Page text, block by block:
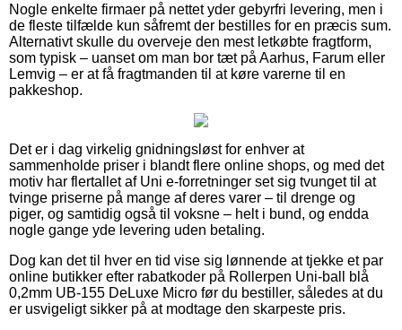
Nogle enkelte firmaer på nettet yder gebyrfri levering, men i
de fleste tilfælde kun såfremt der bestilles for en præcis sum.
Alternativt skulle du overveje den mest letkøbte fragtform,
som typisk – uanset om man bor tæt på Aarhus, Farum eller
Lemvig – er at få fragtmanden til at køre varerne til en
pakkeshop.
Det er i dag virkelig gnidningsløst for enhver at
sammenholde priser i blandt flere online shops, og med det
motiv har flertallet af Uni e-forretninger set sig tvunget til at
tvinge priserne på mange af deres varer – til drenge og
piger, og samtidig også til voksne – helt i bund, og endda
nogle gange yde levering uden betaling.
Dog kan det til hver en tid vise sig lønnende at tjekke et par
online butikker efter rabatkoder på Rollerpen Uni-ball blå
0,2mm UB-155 DeLuxe Micro før du bestiller, således at du
er usvigeligt sikker på at modtage den skarpeste pris.